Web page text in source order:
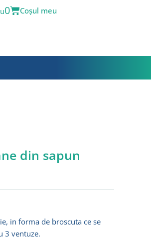
0
Cart
din sapun
in forma de broscuta ce se
3 ventuze.